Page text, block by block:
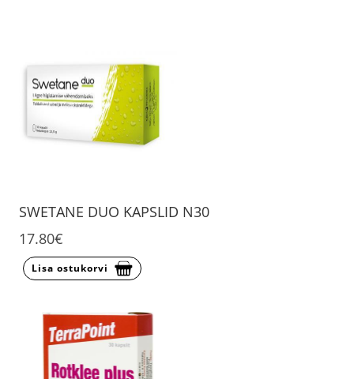
SWETANE DUO KAPSLID N30
17.80€
Lisa ostukorvi